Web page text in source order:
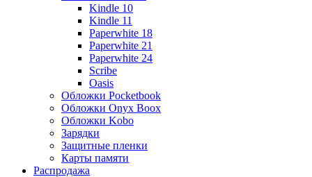
Kindle 10
Kindle 11
Paperwhite 18
Paperwhite 21
Paperwhite 24
Scribe
Oasis
Обложки Pocketbook
Обложки Onyx Boox
Обложки Kobo
Зарядки
Защитные пленки
Карты памяти
Распродажа